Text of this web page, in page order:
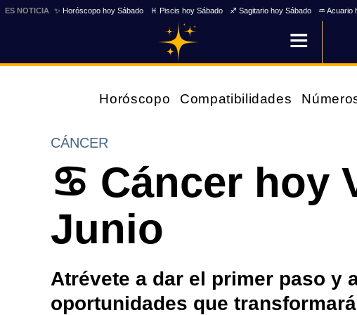
ES NOTICIA ✨ Horóscopo hoy Sábado ♓ Piscis hoy Sábado ♐ Sagitario hoy Sábado ♒ Acuario
Horóscopo Compatibilidades
CÁNCER
♋ Cáncer hoy
Junio
Atrévete a dar el primer paso y
oportunidades que